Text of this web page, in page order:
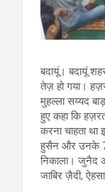
बदायूं। बदायूं
तेज़ हो गया।
मुहल्ला सय्यद
हुए कहा कि
करना चाहता
हुसैन और उनके
निकाला। जुनैद
जाबिर ज़ैदी,